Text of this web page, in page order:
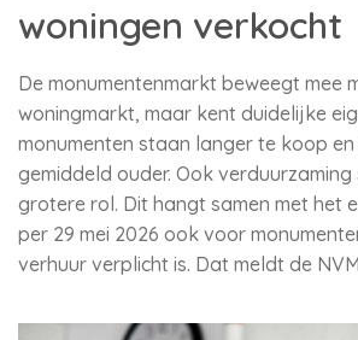
woningen verkocht
De monumentenmarkt beweegt mee
woningmarkt, maar kent duidelijke
monumenten staan langer te koop
gemiddeld ouder. Ook
grotere rol. Dit hangt samen met het
per 29 mei 2026 ook voor
verhuur verplicht is. Dat meldt de